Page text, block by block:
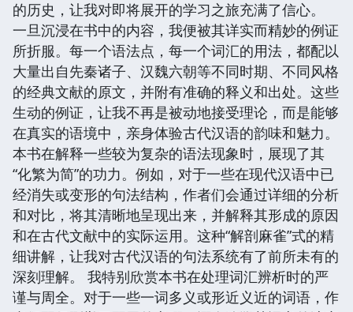
的历史，让我对即将展开的学习之旅充满了信心。
一旦沉浸在书中的内容，我便被其详实而精妙的例证
所折服。每一个语法点，每一个词汇的用法，都配以
大量出自先秦诸子、汉魏六朝等不同时期、不同风格
的经典文献的原文，并附有准确的释义和出处。这些
生动的例证，让我不再是被动地接受理论，而是能够
在真实的语境中，亲身体验古代汉语的韵味和魅力。
本书在解释一些较为复杂的语法现象时，展现了其
“化繁为简”的功力。例如，对于一些在现代汉语中已
经消失或变形的句法结构，作者们会通过详细的分析
和对比，将其清晰地呈现出来，并解释其形成的原因
和在古代文献中的实际运用。这种“解剖麻雀”式的精
细讲解，让我对古代汉语的句法系统有了前所未有的
深刻理解。 我特别欣赏本书在处理词汇辨析时的严
谨与周全。对于一些一词多义或形近义近的词语，作